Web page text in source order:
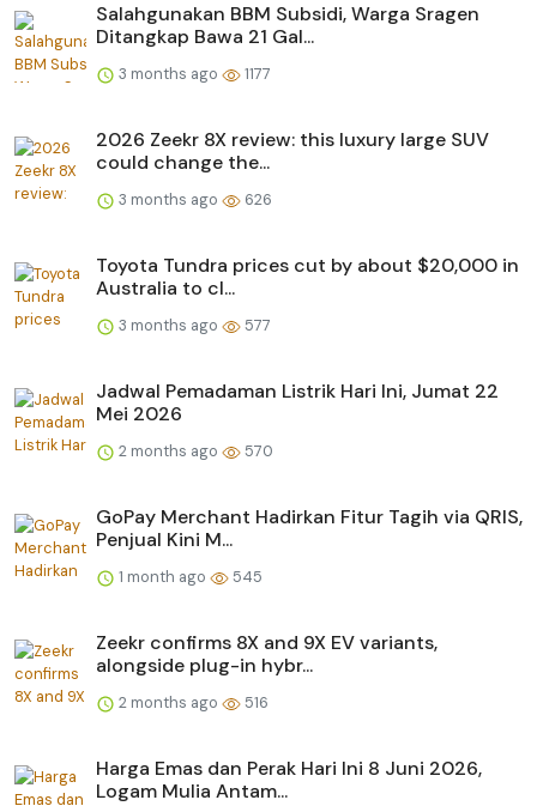
Salahgunakan BBM Subsidi, Warga Sragen
Ditangkap Bawa 21 Gal...
3 months ago 1177
2026 Zeekr 8X review: this luxury large SUV
could change the...
3 months ago 626
Toyota Tundra prices cut by about $20,000 in
Australia to cl...
3 months ago 577
Jadwal Pemadaman Listrik Hari Ini, Jumat 22
Mei 2026
2 months ago 570
GoPay Merchant Hadirkan Fitur Tagih via QRIS,
Penjual Kini M...
1 month ago 545
Zeekr confirms 8X and 9X EV variants,
alongside plug-in hybr...
2 months ago 516
Harga Emas dan Perak Hari Ini 8 Juni 2026,
Logam Mulia Antam...